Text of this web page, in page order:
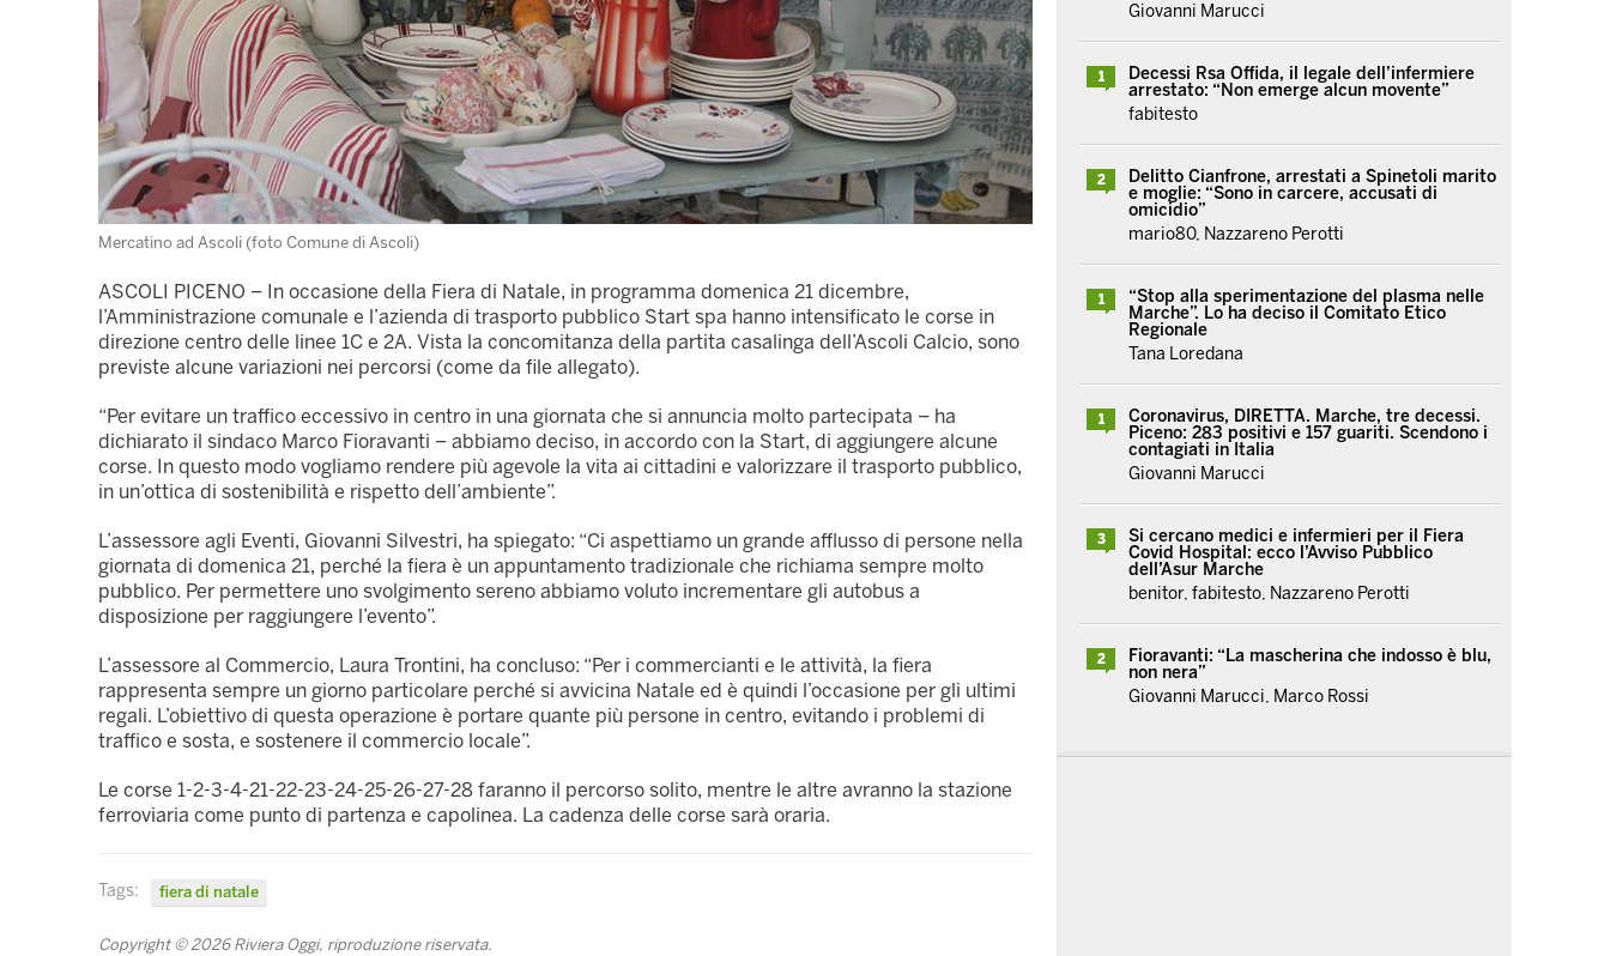
Mercatino ad Ascoli (foto Comune di Ascoli)
ASCOLI PICENO – In occasione della Fiera di Natale, in programma domenica 21 dicembre,
l’Amministrazione comunale e l’azienda di trasporto pubblico Start spa hanno intensificato le corse in
direzione centro delle linee 1C e 2A. Vista la concomitanza della partita casalinga dell’Ascoli Calcio, sono
previste alcune variazioni nei percorsi (come da file allegato).
“Per evitare un traffico eccessivo in centro in una giornata che si annuncia molto partecipata – ha
dichiarato il sindaco Marco Fioravanti – abbiamo deciso, in accordo con la Start, di aggiungere alcune
corse. In questo modo vogliamo rendere più agevole la vita ai cittadini e valorizzare il trasporto pubblico,
in un’ottica di sostenibilità e rispetto dell’ambiente”.
L’assessore agli Eventi, Giovanni Silvestri, ha spiegato: “Ci aspettiamo un grande afflusso di persone nella
giornata di domenica 21, perché la fiera è un appuntamento tradizionale che richiama sempre molto
pubblico. Per permettere uno svolgimento sereno abbiamo voluto incrementare gli autobus a
disposizione per raggiungere l’evento”.
L’assessore al Commercio, Laura Trontini, ha concluso: “Per i commercianti e le attività, la fiera
rappresenta sempre un giorno particolare perché si avvicina Natale ed è quindi l’occasione per gli ultimi
regali. L’obiettivo di questa operazione è portare quante più persone in centro, evitando i problemi di
traffico e sosta, e sostenere il commercio locale”.
Le corse 1-2-3-4-21-22-23-24-25-26-27-28 faranno il percorso solito, mentre le altre avranno la stazione
ferroviaria come punto di partenza e capolinea. La cadenza delle corse sarà oraria.
Tags: fiera di natale
Copyright © 2026 Riviera Oggi, riproduzione riservata.
Giovanni Marucci
1
Decessi Rsa Offida, il legale dell’infermiere
arrestato: “Non emerge alcun movente”
fabitesto
2
Delitto Cianfrone, arrestati a Spinetoli marito
e moglie: “Sono in carcere, accusati di
omicidio”
mario80, Nazzareno Perotti
1
“Stop alla sperimentazione del plasma nelle
Marche”. Lo ha deciso il Comitato Etico
Regionale
Tana Loredana
1
Coronavirus, DIRETTA. Marche, tre decessi.
Piceno: 283 positivi e 157 guariti. Scendono i
contagiati in Italia
Giovanni Marucci
3
Si cercano medici e infermieri per il Fiera
Covid Hospital: ecco l’Avviso Pubblico
dell’Asur Marche
benitor, fabitesto, Nazzareno Perotti
2
Fioravanti: “La mascherina che indosso è blu,
non nera”
Giovanni Marucci, Marco Rossi